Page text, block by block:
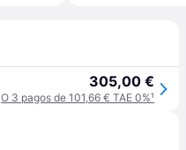
305,00 €
O 3 pagos de 101,66 € TAE 0%¹